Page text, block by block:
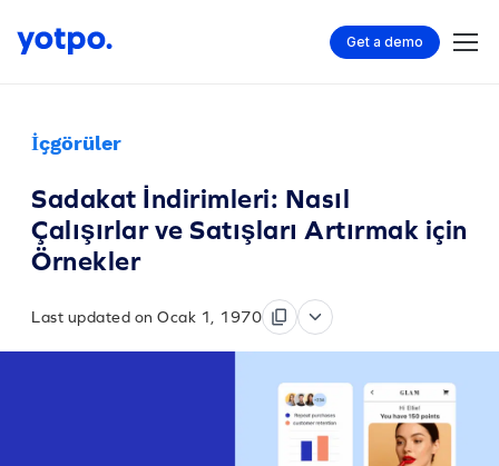
Get a demo
İçgörüler
Sadakat İndirimleri: Nasıl
Çalışırlar ve Satışları Artırmak için
Örnekler
Last updated on Ocak 1, 1970